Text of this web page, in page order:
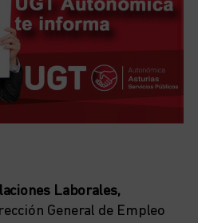
Laborales,
General de Empleo